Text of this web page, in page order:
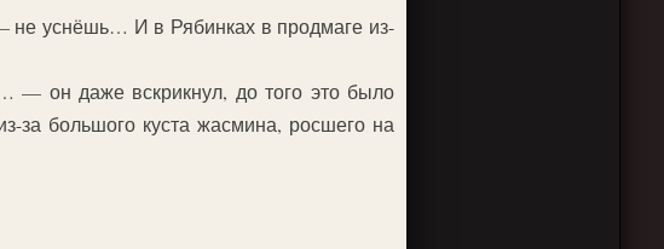
не уснёшь… И в Рябинках в продмаге из-
— он даже вскрикнул, до того это было
за большого куста жасмина, росшего на